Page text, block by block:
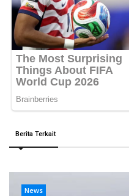
Berita Terkait
News